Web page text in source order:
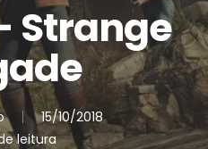
Strange
15/10/2018
leitura